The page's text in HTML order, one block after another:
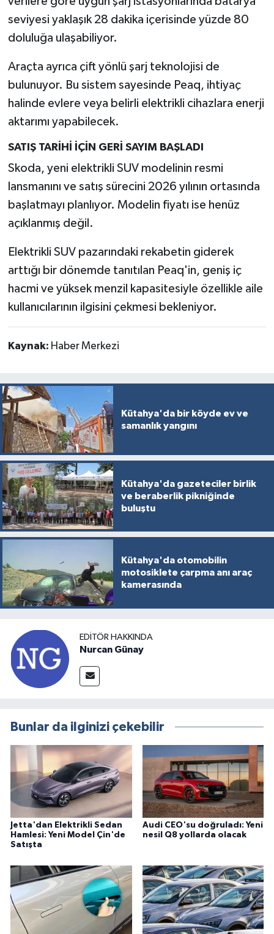
seviyesi yaklaşık 28 dakika içerisinde yüzde 80
doluluğa ulaşabiliyor.
Araçta ayrıca çift yönlü şarj teknolojisi de
bulunuyor. Bu sistem sayesinde Peaq, ihtiyaç
halinde evlere veya belirli elektrikli cihazlara enerji
aktarımı yapabilecek.
SATIŞ TARİHİ İÇİN GERİ SAYIM BAŞLADI
Skoda, yeni elektrikli SUV modelinin resmi
lansmanını ve satış sürecini 2026 yılının ortasında
başlatmayı planlıyor. Modelin fiyatı ise henüz
açıklanmış değil.
Elektrikli SUV pazarındaki rekabetin giderek
arttığı bir dönemde tanıtılan Peaq'in, geniş iç
hacmi ve yüksek menzil kapasitesiyle özellikle aile
kullanıcılarının ilgisini çekmesi bekleniyor.
Kaynak: Haber Merkezi
Kütahya'da bir köyde ev ve
samanlık yangını
Kütahya'da gazeteciler birlik
ve beraberlik pikniğinde
buluştu
Kütahya'da otomobilin
motosiklete çarpma anı araç
kamerasında
EDITÖR HAKKINDA
Nurcan Günay
Bunlar da ilginizi çekebilir
Jetta'dan Elektrikli Sedan
Hamlesi: Yeni Model Çin'de
Satışta
Audi CEO'su doğruladı: Yeni
nesil Q8 yollarda olacak